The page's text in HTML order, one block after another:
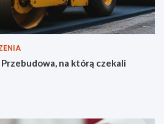
na którą czekali